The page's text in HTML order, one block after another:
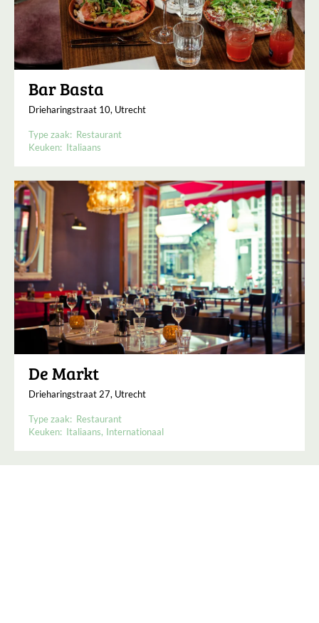
Bar Basta
Drieharingstraat 10, Utrecht
Type zaak: Restaurant
Keuken: Italiaans
De Markt
Drieharingstraat 27, Utrecht
Type zaak: Restaurant
Keuken: Italiaans Internationaal